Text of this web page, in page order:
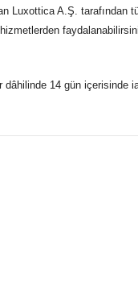
Luxottica A.Ş.
dâhilinde 14 gün